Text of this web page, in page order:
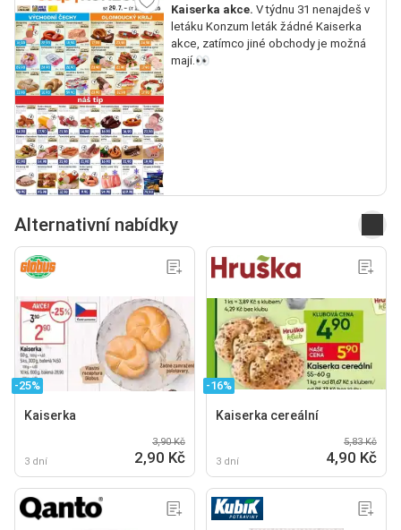
Kaiserka akce. V týdnu 31 nenajdeš v
letáku Konzum leták žádné Kaiserka
akce, zatímco jiné obchody je možná
mají.👀
Alternativní nabídky
-25%
Kaiserka
3 dní
3,90 Kč
2,90 Kč
-16%
Kaiserka cereální
3 dní
5,83 Kč
4,90 Kč